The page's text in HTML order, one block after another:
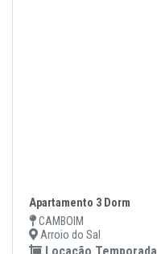
Apartamento 3 Dorm
CAMBOIM
Arroio do Sal